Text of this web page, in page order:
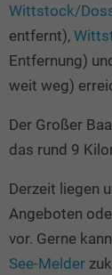
Auszeit &
Häuser auf
Glamping
Top Seen
Deutschlands
Seen in
Schweiz
Niederlande
Schweden
Norwegen
Wittstock/
entfernt),
Entfernung)
weit weg)
Der Großer
das rund 9
Derzeit liegen
Angeboten
vor. Gerne
See-Melder